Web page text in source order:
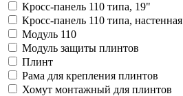
Кросс-панель 110 типа, 19"
Кросс-панель 110 типа, настенная
Модуль 110
Модуль защиты плинтов
Плинт
Рама для крепления плинтов
Хомут монтажный для плинтов